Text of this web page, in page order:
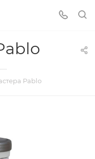
—
Pablo